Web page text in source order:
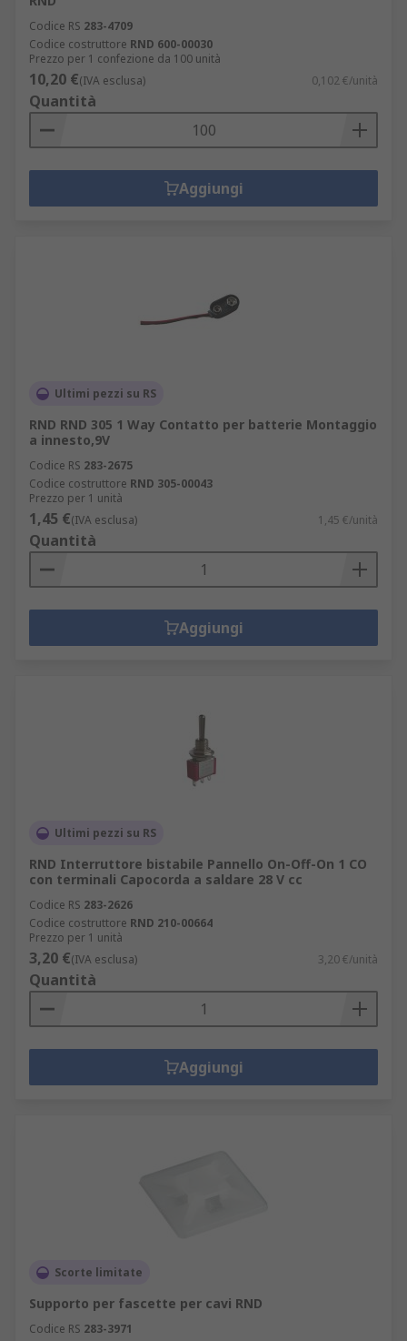
Codice RS 283-4709
Codice costruttore RND 600-00030
Prezzo per 1 confezione da 100 unità
10,20 €(IVA esclusa) 0,102 €/unità
Quantità
Aggiungi
Ultimi pezzi su RS
RND RND 305 1 Way Contatto per batterie Montaggio
a innesto,9V
Codice RS 283-2675
Codice costruttore RND 305-00043
Prezzo per 1 unità
1,45 €(IVA esclusa) 1,45 €/unità
Quantità
Aggiungi
Ultimi pezzi su RS
RND Interruttore bistabile Pannello On-Off-On 1 CO
con terminali Capocorda a saldare 28 V cc
Codice RS 283-2626
Codice costruttore RND 210-00664
Prezzo per 1 unità
3,20 €(IVA esclusa) 3,20 €/unità
Quantità
Aggiungi
Scorte limitate
Supporto per fascette per cavi RND
Codice RS 283-3971